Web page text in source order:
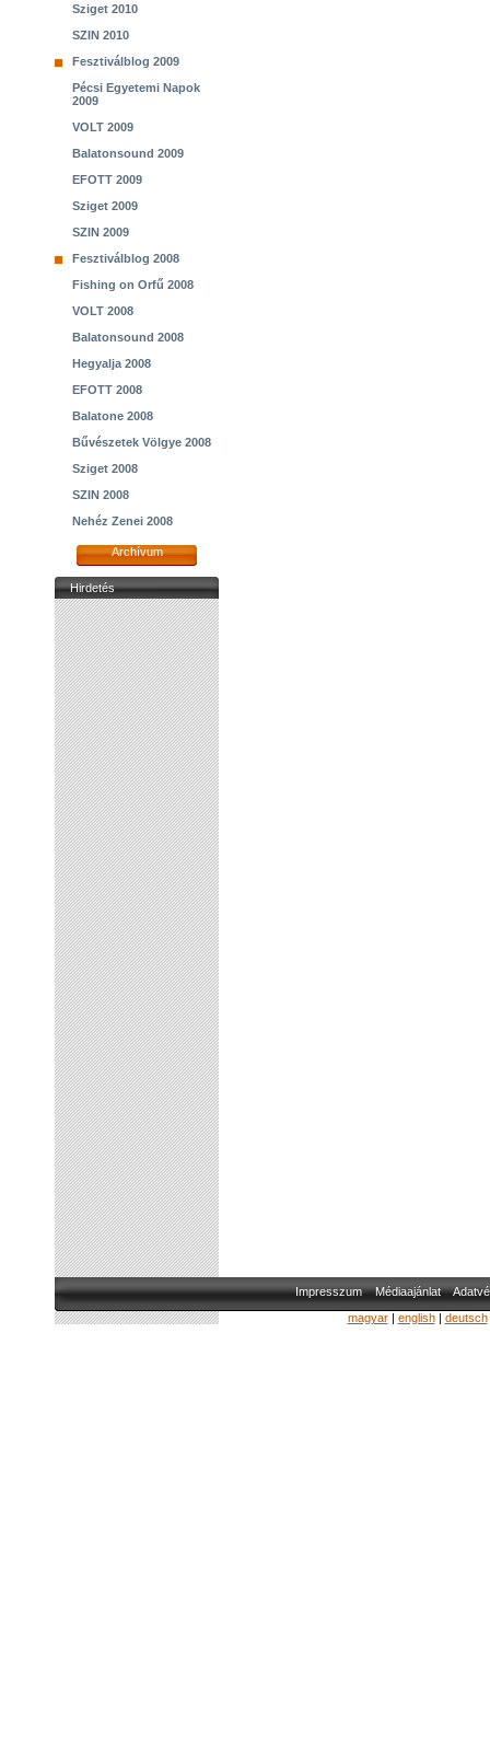
Sziget 2010
SZIN 2010
Fesztiválblog 2009
Pécsi Egyetemi Napok
2009
VOLT 2009
Balatonsound 2009
EFOTT 2009
Sziget 2009
SZIN 2009
Fesztiválblog 2008
Fishing on Orfű 2008
VOLT 2008
Balatonsound 2008
Hegyalja 2008
EFOTT 2008
Balatone 2008
Bűvészetek Völgye 2008
Sziget 2008
SZIN 2008
Nehéz Zenei 2008
Archívum
Hirdetés
Impresszum Médiaajánlat
magyar| english| deutsch